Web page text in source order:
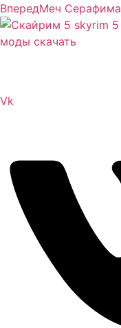
ВпередМеч Серафима
Vk